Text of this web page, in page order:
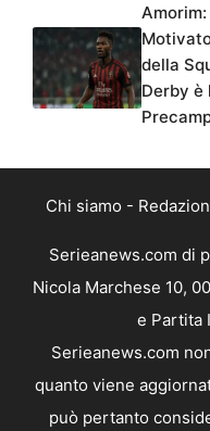
Amorim:
della
Derby è
Chi siamo -
Serieanews.com di
Nicola Marchese 10,
e Partita
Serieanews.com
quanto viene
può pertanto